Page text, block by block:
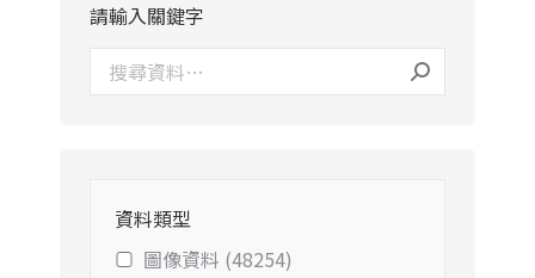
請輸入關鍵字
資料類型
圖像資料 (48254)